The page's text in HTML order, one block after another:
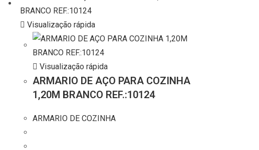
Visualização rápida
Visualização rápida
ARMARIO DE AÇO PARA COZINHA
1,20M BRANCO REF.:10124
ARMARIO DE COZINHA